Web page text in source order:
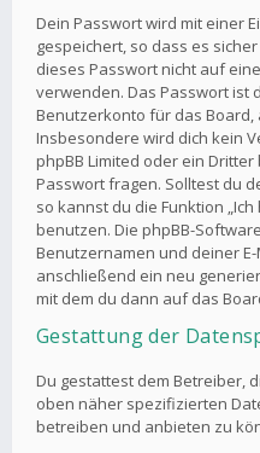
Dein Passwort wird mit einer
gespeichert, so dass es
dieses Passwort nicht auf
verwenden. Das Passwort ist
Benutzerkonto für das Board,
Insbesondere wird dich kein
phpBB Limited oder ein
Passwort fragen. Solltest du
so kannst du die Funktion
benutzen. Die phpBB-
Benutzernamen und deiner
anschließend ein neu
mit dem du dann auf das
Gestattung der
Du gestattest dem Betreiber,
oben näher spezifizierten
betreiben und anbieten zu